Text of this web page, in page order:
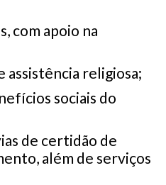
com apoio na
religiosa;
sociais do
de certidão de
além de serviços